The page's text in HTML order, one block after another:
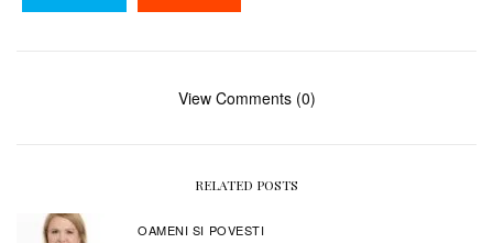
View Comments (0)
RELATED POSTS
OAMENI SI POVESTI